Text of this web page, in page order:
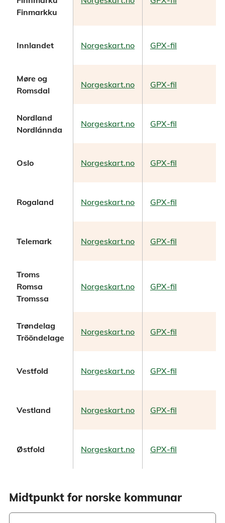
Finmarkku
Innlandet Norgeskart.no GPX-fil
Møre og
Romsdal
Norgeskart.no GPX-fil
Nordland
Nordlánnda
Norgeskart.no GPX-fil
Oslo Norgeskart.no GPX-fil
Rogaland Norgeskart.no GPX-fil
Telemark Norgeskart.no GPX-fil
Troms
Romsa
Tromssa
Norgeskart.no GPX-fil
Trøndelag
Trööndelage
Norgeskart.no GPX-fil
Vestfold Norgeskart.no GPX-fil
Vestland Norgeskart.no GPX-fil
Østfold Norgeskart.no GPX-fil
Midtpunkt for norske kommunar